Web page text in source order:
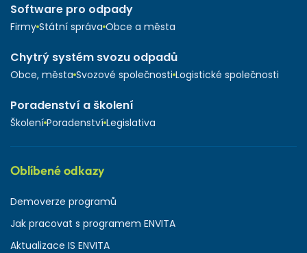
Software pro odpady
Firmy Státní správa Obce a města
Chytrý systém svozu odpadů
Obce, města Svozové společnosti Logistické společnosti
Poradenství a školení
Školení Poradenství Legislativa
Oblíbené odkazy
Demoverze programů
Jak pracovat s programem ENVITA
Aktualizace IS ENVITA